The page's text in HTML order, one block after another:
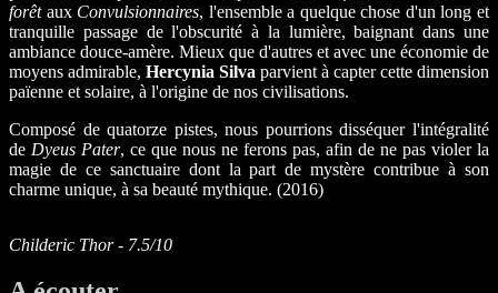
forêtaux Convulsionnaires, l'ensemble a quelque chose d'un long et
tranquille passage de l'obscurité à la lumière, baignant dans une
ambiance douce-amère. Mieux que d'autres et avec une économie de
moyens admirable, Hercynia Silva parvient à capter cette dimension
païenne et solaire, à l'origine de nos civilisations.
Composé de quatorze pistes, nous pourrions disséquer l'intégralité
de Dyeus Pater, ce que nous ne ferons pas, afin de ne pas violer la
magie de ce sanctuaire dont la part de mystère contribue à son
charme unique, à sa beauté mythique. (2016)
Childeric Thor - 7.5/10